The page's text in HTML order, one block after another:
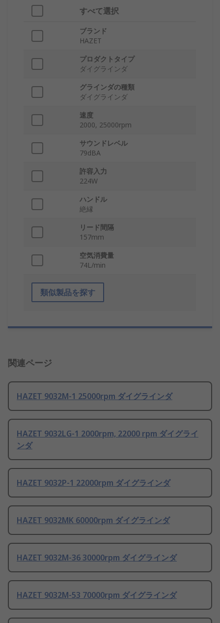
すべて選択
ブランド
HAZET
プロダクトタイプ
ダイグラインダ
グラインダの種類
ダイグラインダ
速度
2000, 25000rpm
サウンドレベル
79dBA
許容入力
224W
ハンドル
絶縁
リード間隔
157mm
空気消費量
74L/min
類似製品を探す
関連ページ
HAZET 9032M-1 25000rpm ダイグラインダ
HAZET 9032LG-1 2000rpm, 22000 rpm ダイグライ
ンダ
HAZET 9032P-1 22000rpm ダイグラインダ
HAZET 9032MK 60000rpm ダイグラインダ
HAZET 9032M-36 30000rpm ダイグラインダ
HAZET 9032M-53 70000rpm ダイグラインダ